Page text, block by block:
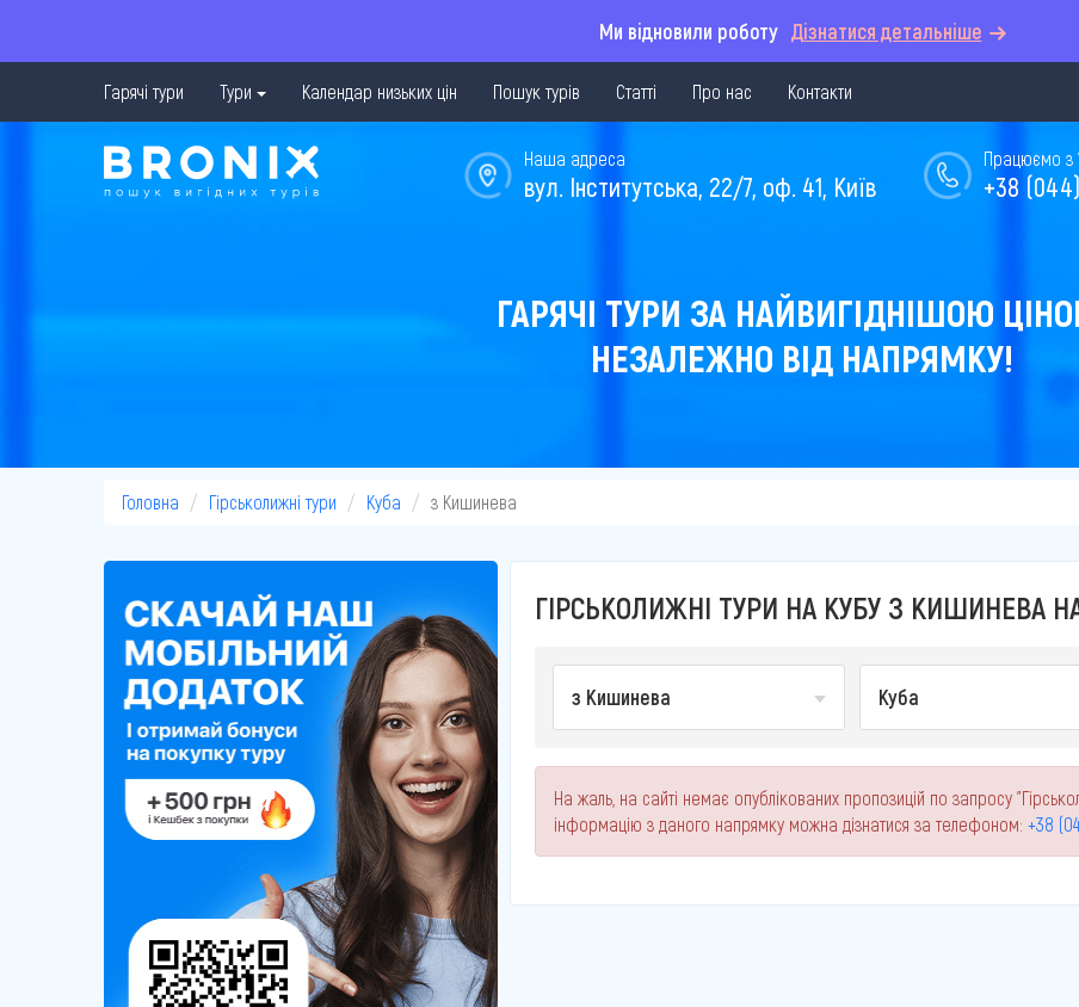
Ми відновили роботу Дізнатися детальніше
Гарячі тури Тури Календар низьких цін Пошук турів Статті Про нас Контакти
Працюємо з
+38
Наша адреса
вул. Інститутська, 22/7, оф. 41, Київ
ГАРЯЧІ ТУРИ ЗА НАЙВИГІДНІШОЮ
НЕЗАЛЕЖНО ВІД НАПРЯМКУ!
Головна Гірськолижні тури Куба з Кишинева
ГІРСЬКОЛИЖНІ ТУРИ НА КУБУ З КИШИНЕВА
з Кишинева Куба
На жаль, на сайті немає опублікованих пропозицій по запросу
інформацію з даного напрямку можна дізнатися за телефоном: +38